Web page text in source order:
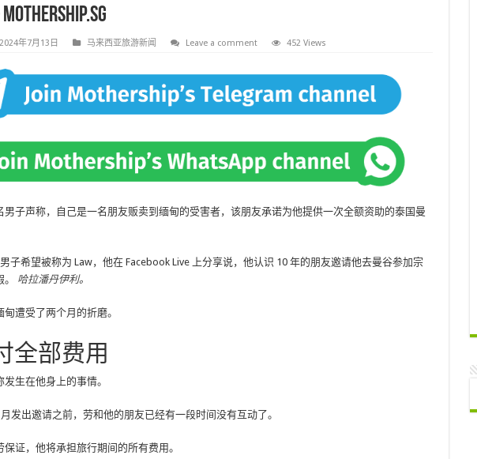
2024年7月13日 马来西亚旅游新闻 Leave a comment 452 Views
男子声称，自己是一名朋友贩卖到缅甸的受害者，该朋友承诺为他提供一次全额资助的泰国曼
子希望被称为 Law，他在 Facebook Live 上分享说，他认识 10 年的朋友邀请他去曼谷参加宗
哈拉潘丹伊利。
遭受了两个月的折磨。
全部费用
发生在他身上的事情。
发出邀请之前，劳和他的朋友已经有一段时间没有互动了。
保证，他将承担旅行期间的所有费用。